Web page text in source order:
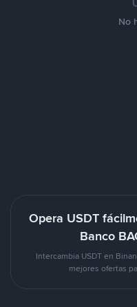
No
Opera USDT
Banco
Intercambia USDT en
mejores ofertas